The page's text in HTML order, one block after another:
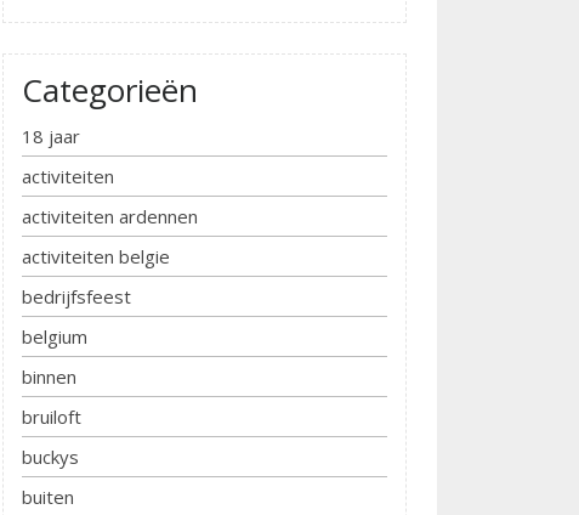
Categorieën
18 jaar
activiteiten
activiteiten ardennen
activiteiten belgie
bedrijfsfeest
belgium
binnen
bruiloft
buckys
buiten